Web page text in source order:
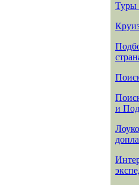
Туры
и